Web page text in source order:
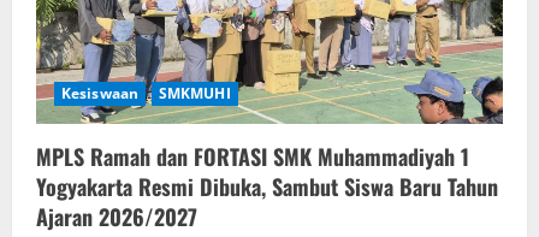
Kesiswaan SMKMUHI
MPLS Ramah dan FORTASI SMK Muhammadiyah 1
Yogyakarta Resmi Dibuka, Sambut Siswa Baru Tahun
Ajaran 2026/2027